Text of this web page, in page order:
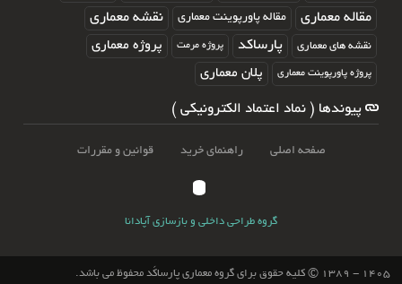
مقاله معماری مقاله پاورپوینت معماری نقشه معماری
نقشه های معماری پارساکد پروژه مرمت پروژه معماری
پروژه پاورپوینت معماری پلان معماری
پیوندها ( نماد اعتماد الکترونیکی )
صفحه اصلی راهنمای خرید قوانین و مقررات
گروه طراحی داخلی و بازسازی آپادانا
۱۴۰۵ - ۱۳۸۹ © کلیه حقوق برای گروه معماری پارساکَد محفوظ می باشد.